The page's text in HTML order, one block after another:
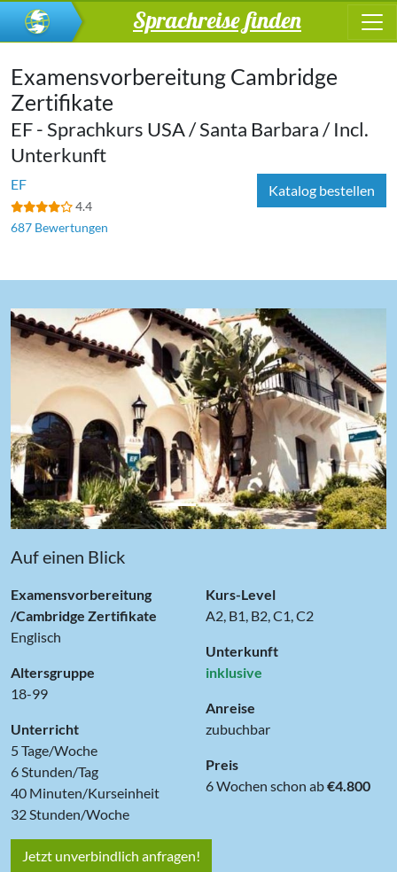
Sprachreise finden
Examensvorbereitung Cambridge
Zertifikate
EF - Sprachkurs USA / Santa Barbara / Incl.
Unterkunft
EF
4.4
687 Bewertungen
Katalog bestellen
‹ ›
Auf einen Blick
Examensvorbereitung
/Cambridge Zertifikate
Englisch
Altersgruppe
18-99
Unterricht
5 Tage/Woche
6 Stunden/Tag
40 Minuten/Kurseinheit
32 Stunden/Woche
Kurs-Level
A2, B1, B2, C1, C2
Unterkunft
inklusive
Anreise
zubuchbar
Preis
6 Wochen schon ab€4.800
Jetzt unverbindlich anfragen!